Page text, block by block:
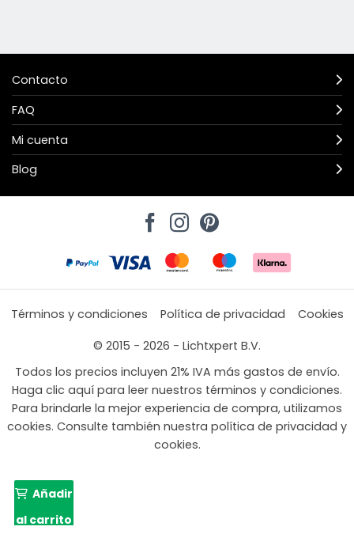
Contacto
FAQ
Mi cuenta
Blog
Términos y condiciones Política de privacidad
Cookies
© 2015 - 2026 - Lichtxpert B.V.
Todos los precios incluyen 21% IVA más gastos de envío.
Haga clic aquí para leer nuestros términos y condiciones.
Para brindarle la mejor experiencia de compra, utilizamos
cookies. Consulte también nuestra política de privacidad y
cookies.
Añadir
al carrito